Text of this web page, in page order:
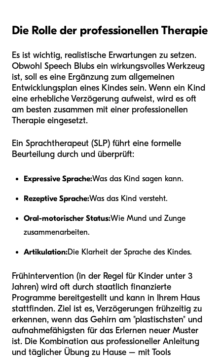
Die Rolle der professionellen Therapie
Es ist wichtig, realistische Erwartungen zu setzen.
Obwohl Speech Blubs ein wirkungsvolles Werkzeug
ist, soll es eine Ergänzung zum allgemeinen
Entwicklungsplan eines Kindes sein. Wenn ein Kind
eine erhebliche Verzögerung aufweist, wird es oft
am besten zusammen mit einer professionellen
Therapie eingesetzt.
Ein Sprachtherapeut (SLP) führt eine formelle
Beurteilung durch und überprüft:
Expressive Sprache:Was das Kind sagen kann.
Rezeptive Sprache:Was das Kind versteht.
Oral-motorischer Status:Wie Mund und Zunge
zusammenarbeiten.
Artikulation:Die Klarheit der Sprache des Kindes.
Frühintervention (in der Regel für Kinder unter 3
Jahren) wird oft durch staatlich finanzierte
Programme bereitgestellt und kann in Ihrem Haus
stattfinden. Ziel ist es, Verzögerungen frühzeitig zu
erkennen, wenn das Gehirn am "plastischsten" und
aufnahmefähigsten für das Erlernen neuer Muster
ist. Die Kombination aus professioneller Anleitung
und täglicher Übung zu Hause – mit Tools